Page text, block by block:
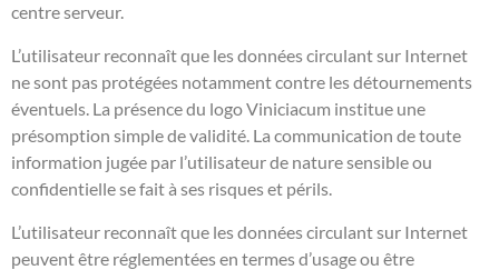
centre serveur.
L’utilisateur reconnaît que les données circulant sur Internet
ne sont pas protégées notamment contre les détournements
éventuels. La présence du logo Viniciacum institue une
présomption simple de validité. La communication de toute
information jugée par l’utilisateur de nature sensible ou
confidentielle se fait à ses risques et périls.
L’utilisateur reconnaît que les données circulant sur Internet
peuvent être réglementées en termes d’usage ou être